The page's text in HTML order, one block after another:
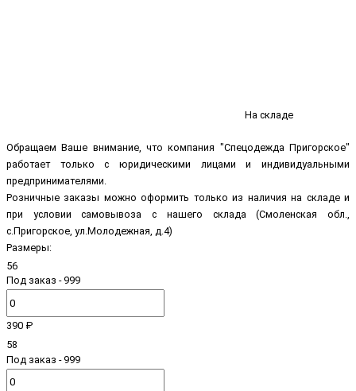
На складе
Обращаем Ваше внимание, что компания "Спецодежда Пригорское"
работает только с юридическими лицами и индивидуальными
предпринимателями.
Розничные заказы можно оформить только из наличия на складе и
при условии самовывоза с нашего склада (Смоленская обл.,
с.Пригорское, ул.Молодежная, д.4)
Размеры:
56
Под заказ - 999
390 ₽
58
Под заказ - 999